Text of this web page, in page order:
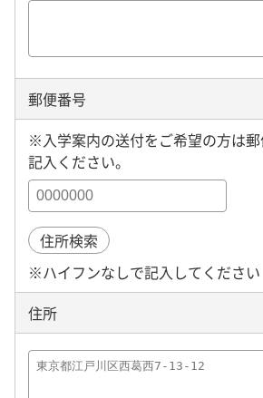
郵便番号
※入学案内の送付をご希望の方は
記入ください。
住所検索
※ハイフンなしで記入してください
住所